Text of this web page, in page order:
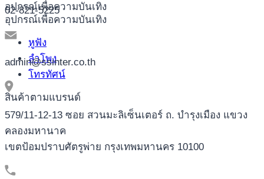
อุปกรณ์เพื่อความบันเทิง
อุปกรณ์เพื่อความบันเทิง
หูฟัง
ลำโพง
โทรทัศน์
สินค้าตามแบรนด์
02-821-5225
admin@ssinter.co.th
579/11-12-13 ซอย สวนมะลิเซ็นเตอร์ ถ. บำรุงเมือง แขวง
คลองมหานาค
เขตป้อมปราบศัตรูพ่าย กรุงเทพมหานคร 10100